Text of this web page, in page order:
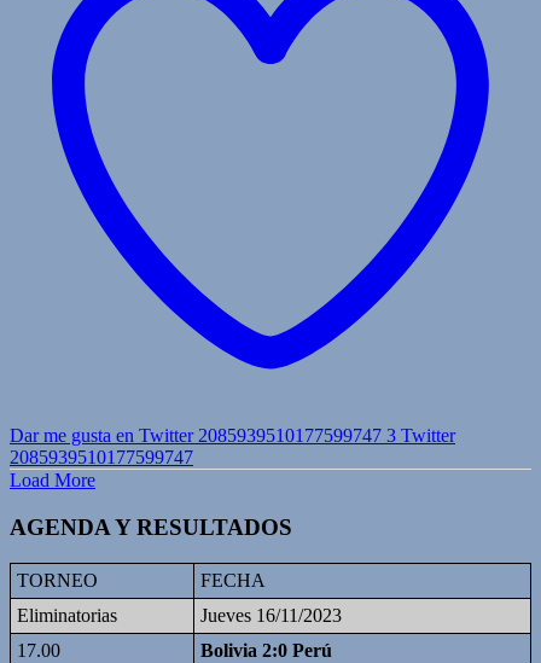
Dar me gusta en Twitter 2085939510177599747 3 Twitter
2085939510177599747
Load More
AGENDA Y RESULTADOS
TORNEO
FECHA
Eliminatorias
Jueves 16/11/2023
17.00
Bolivia 2:0 Perú